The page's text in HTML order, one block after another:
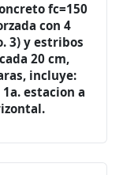
fc=150
con 4
3) y estribos
20 cm,
incluye:
estacion a